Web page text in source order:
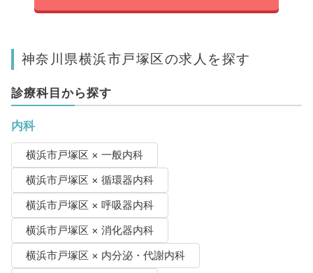
神奈川県横浜市戸塚区の求人を探す
診療科目から探す
内科
横浜市戸塚区 × 一般内科
横浜市戸塚区 × 循環器内科
横浜市戸塚区 × 呼吸器内科
横浜市戸塚区 × 消化器内科
横浜市戸塚区 × 内分泌・代謝内科